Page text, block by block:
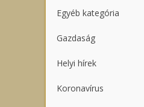
Egyéb kategória
Gazdaság
Helyi hírek
Koronavírus